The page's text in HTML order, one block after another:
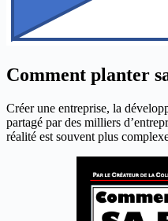
Comment planter
Créer une entreprise, la
partagé par des milliers
réalité est souvent plus